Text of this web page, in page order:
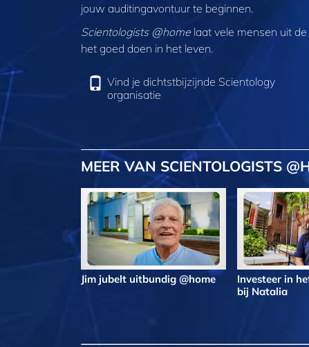
jouw auditingavontuur te beginnen.
Scientologists @homelaat vele mensen uit de
het goed doen in het leven.
Vind je dichtstbijzijnde Scientology
organisatie
MEER VAN SCIENTOLOGISTS
Jim jubelt uitbundig @home
Investeer in
bij Natalia